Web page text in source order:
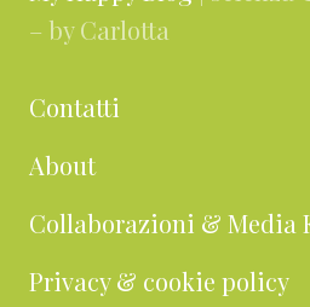
– by Carlotta
Contatti
About
Collaborazioni & Media
Privacy & cookie policy